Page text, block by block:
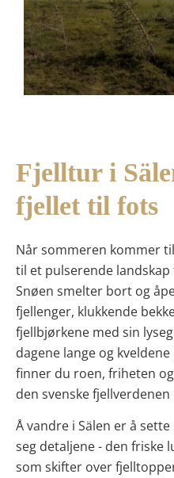
Fjelltur i
fjellet til fots
Når sommeren kommer
til et pulserende
Snøen smelter bort og
fjellenger, klukkende
fjellbjørkene med sin
dagene lange og
finner du roen, friheten
den svenske fjellverdenen
Å vandre i Sälen er å
seg detaljene - den friske
som skifter over